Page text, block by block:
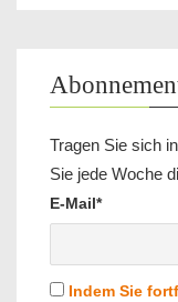
Tragen Sie sich
Sie jede Woche
E-Mail*
Indem Sie